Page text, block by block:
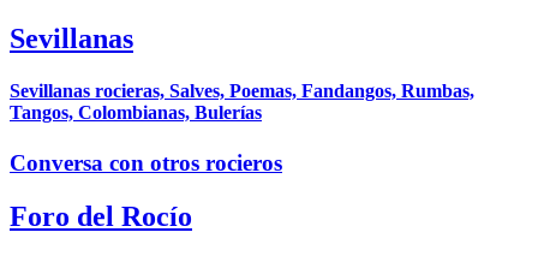
Sevillanas
Sevillanas rocieras, Salves, Poemas, Fandangos, Rumbas,
Tangos, Colombianas, Bulerías
Conversa con otros rocieros
Foro del Rocío